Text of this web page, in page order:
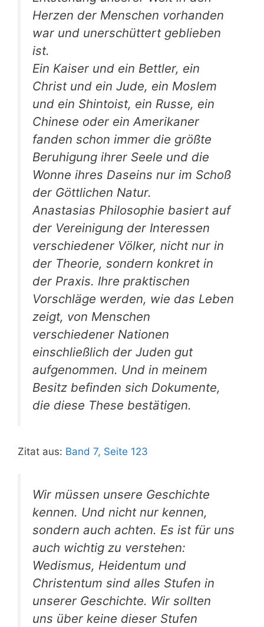
Herzen der Menschen vorhanden
war und unerschüttert geblieben
ist.
Ein Kaiser und ein Bettler, ein
Christ und ein Jude, ein Moslem
und ein Shintoist, ein Russe, ein
Chinese oder ein Amerikaner
fanden schon immer die größte
Beruhigung ihrer Seele und die
Wonne ihres Daseins nur im Schoß
der Göttlichen Natur.
Anastasias Philosophie basiert auf
der Vereinigung der Interessen
verschiedener Völker, nicht nur in
der Theorie, sondern konkret in
der Praxis. Ihre praktischen
Vorschläge werden, wie das Leben
zeigt, von Menschen
verschiedener Nationen
einschließlich der Juden gut
aufgenommen. Und in meinem
Besitz befinden sich Dokumente,
die diese These bestätigen.
Zitat aus: Band 7, Seite 123
Wir müssen unsere Geschichte
kennen. Und nicht nur kennen,
sondern auch achten. Es ist für uns
auch wichtig zu verstehen:
Wedismus, Heidentum und
Christentum sind alles Stufen in
unserer Geschichte. Wir sollten
uns über keine dieser Stufen